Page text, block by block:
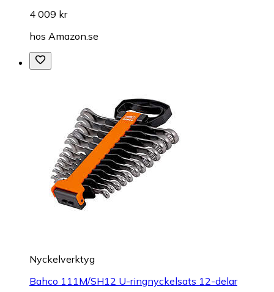
4 009 kr
hos Amazon.se
Nyckelverktyg
Bahco 111M/SH12 U-ringnyckelsats 12-delar